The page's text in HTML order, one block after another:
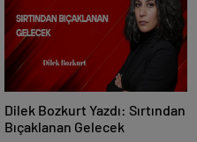
Dilek Bozkurt Yazdı: Sırtından
Bıçaklanan Gelecek